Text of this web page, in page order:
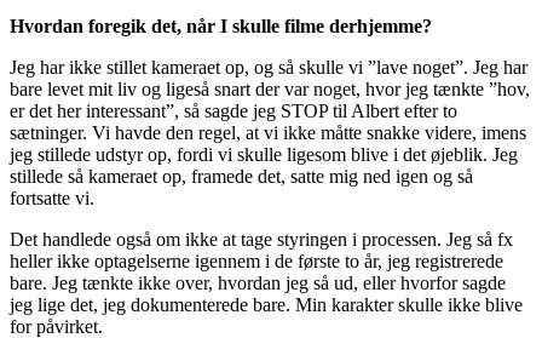
Hvordan foregik det, når I skulle filme derhjemme?
Jeg har ikke stillet kameraet op, og så skulle vi ”lave noget”. Jeg har
bare levet mit liv og ligeså snart der var noget, hvor jeg tænkte ”hov,
er det her interessant”, så sagde jeg STOP til Albert efter to
sætninger. Vi havde den regel, at vi ikke måtte snakke videre, imens
jeg stillede udstyr op, fordi vi skulle ligesom blive i det øjeblik. Jeg
stillede så kameraet op, framede det, satte mig ned igen og så
fortsatte vi.
Det handlede også om ikke at tage styringen i processen. Jeg så fx
heller ikke optagelserne igennem i de første to år, jeg registrerede
bare. Jeg tænkte ikke over, hvordan jeg så ud, eller hvorfor sagde
jeg lige det, jeg dokumenterede bare. Min karakter skulle ikke blive
for påvirket.